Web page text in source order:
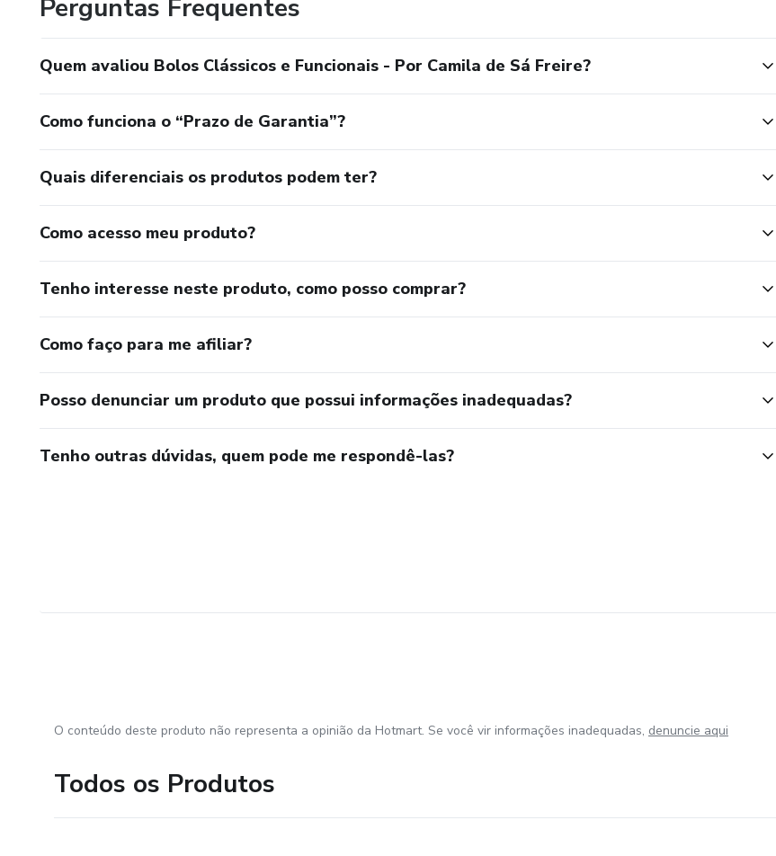
Perguntas Frequentes
Quem avaliou Bolos Clássicos e Funcionais - Por Camila de Sá Freire?
Como funciona o “Prazo de Garantia”?
Quais diferenciais os produtos podem ter?
Como acesso meu produto?
Tenho interesse neste produto, como posso comprar?
Como faço para me afiliar?
Posso denunciar um produto que possui informações inadequadas?
Tenho outras dúvidas, quem pode me respondê-las?
O conteúdo deste produto não representa a opinião da Hotmart. Se você vir informações inadequadas, denuncie aqui
Todos os Produtos